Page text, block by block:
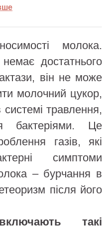
молока.
достатнього
він не може
молочний цукор,
травлення,
бактеріями. Це
газів, які
симптоми
– бурчання в
після його
такі